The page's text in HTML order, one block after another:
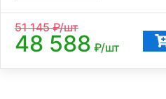
51 145₽/шт
48 588 ₽/шт